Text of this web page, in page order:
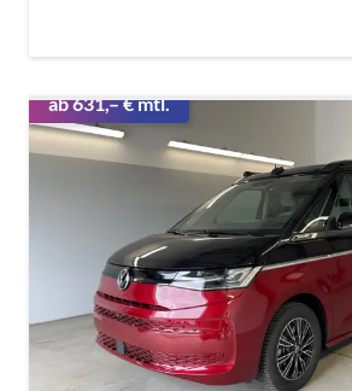
ab 631,– € mtl.